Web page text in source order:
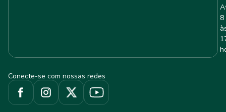
8
Conecte-se com nossas redes